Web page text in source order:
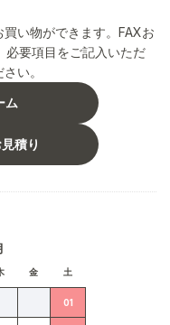
い物ができます。FAXお
必要項目をご記入いただ
い。
ム
積り
金 土
01